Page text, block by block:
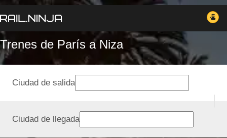
Trenes de París a Niza
Ciudad de salida
Ciudad de llegada